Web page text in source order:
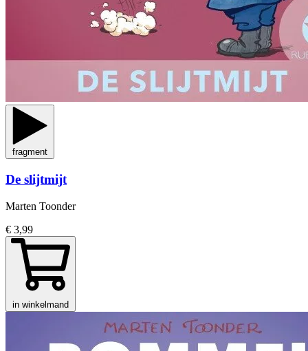
fragment
De slijtmijt
Marten Toonder
€ 3,99
in winkelmand